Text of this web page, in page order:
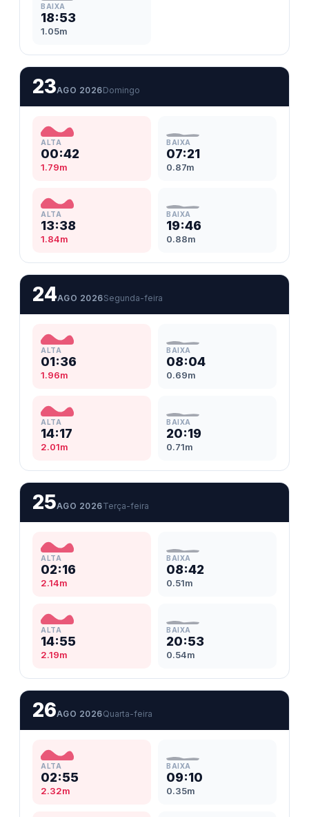
BAIXA
18:53
1.05m
23AGO 2026Domingo
ALTA
00:42
1.79m
BAIXA
07:21
0.87m
ALTA
13:38
1.84m
BAIXA
19:46
0.88m
24AGO 2026Segunda-feira
ALTA
01:36
1.96m
BAIXA
08:04
0.69m
ALTA
14:17
2.01m
BAIXA
20:19
0.71m
25AGO 2026Terça-feira
ALTA
02:16
2.14m
BAIXA
08:42
0.51m
ALTA
14:55
2.19m
BAIXA
20:53
0.54m
26AGO 2026Quarta-feira
ALTA
02:55
2.32m
BAIXA
09:10
0.35m